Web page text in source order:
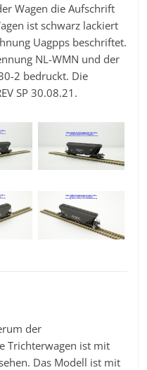
Wagen die Aufschrift
ist schwarz lackiert
Uagpps beschriftet.
NL-WMN und der
2 bedruckt. Die
SP 30.08.21.
der
Trichterwagen ist mit
Das Modell ist mit